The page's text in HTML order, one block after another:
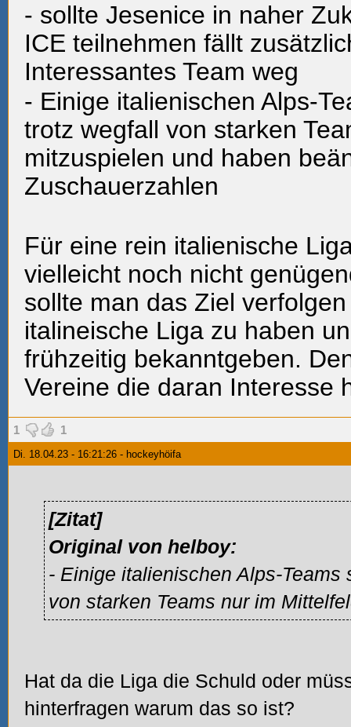
- sollte Jesenice in naher
ICE teilnehmen fällt
Interessantes Team weg
- Einige italienischen Alps-
trotz wegfall von starken
mitzuspielen und haben
Zuschauerzahlen
Für eine rein italienische
vielleicht noch nicht
sollte man das Ziel
italineische Liga zu haben
frühzeitig bekanntgeben.
Vereine die daran Interesse
1 1
Di. 18.04.23 - 16:21:26 - hockeyhöifa
[Zitat]
Original von helboy:
- Einige italienischen Alps-Teams
von starken Teams nur im
Hat da die Liga die Schuld oder
hinterfragen warum das so ist?